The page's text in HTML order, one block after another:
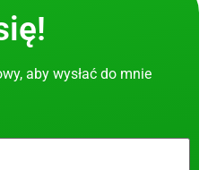
aby wysłać do mnie